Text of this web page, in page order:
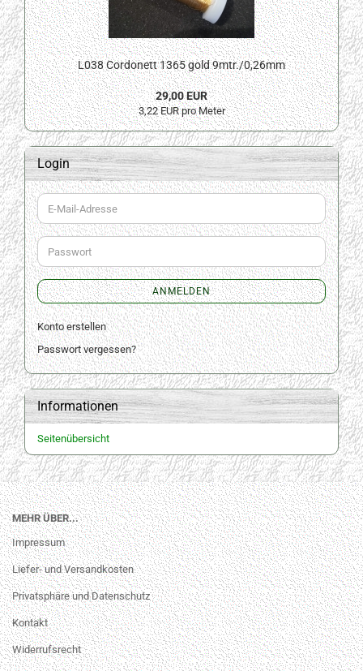
L038 Cordonett 1365 gold 9mtr./0,26mm
29,00 EUR
3,22 EUR pro Meter
Login
E-
Mail-
Adresse
Passwort
ANMELDEN
Konto erstellen
Passwort vergessen?
Informationen
Seitenübersicht
MEHR ÜBER...
Impressum
Liefer- und Versandkosten
Privatsphäre und Datenschutz
Kontakt
Widerrufsrecht